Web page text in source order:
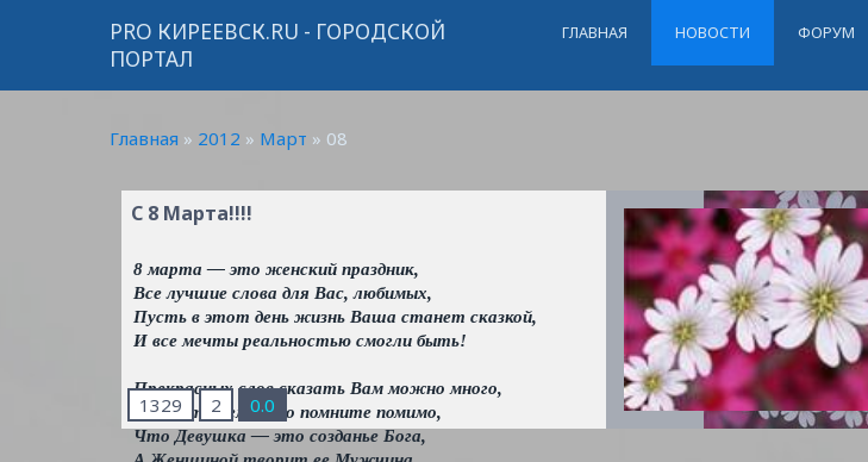
PRO КИРЕЕВСК.RU - ГОРОДСКОЙ
ПОРТАЛ
ГЛАВНАЯ НОВОСТИ ФОРУМ
Главная » 2012 » Март » 08
С 8 Марта!!!!
8 марта — это женский праздник,
Все лучшие слова для Вас, любимых,
Пусть в этот день жизнь Ваша станет сказкой,
И все мечты реальностью смогли быть!
Прекрасных слов сказать Вам можно много,
Вы центр Земли, но помните помимо,
Что Девушка — это созданье Бога,
1329 2 0.0